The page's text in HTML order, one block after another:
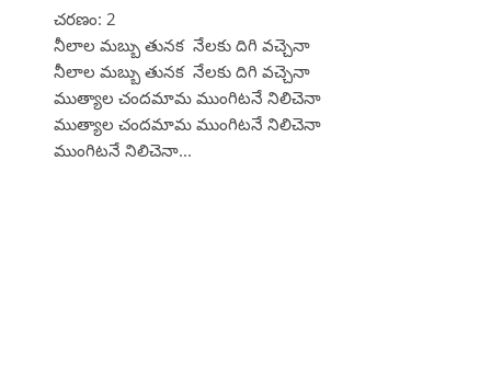
చరణం: 2
నీలాల మబ్బు తునక నేలకు దిగి వచ్చెనా
నీలాల మబ్బు తునక నేలకు దిగి వచ్చెనా
ముత్యాల చందమామ ముంగిటనే నిలిచెనా
ముత్యాల చందమామ ముంగిటనే నిలిచెనా
ముంగిటనే నిలిచెనా...